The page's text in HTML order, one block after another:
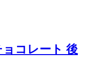
コレート 後